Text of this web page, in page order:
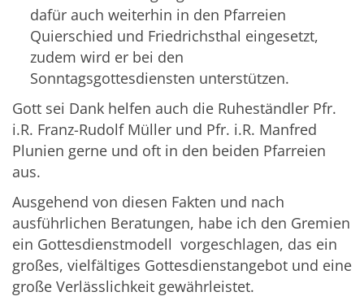
dafür auch weiterhin in den Pfarreien
Quierschied und Friedrichsthal eingesetzt,
zudem wird er bei den
Sonntagsgottesdiensten unterstützen.
Gott sei Dank helfen auch die Ruheständler Pfr.
i.R. Franz-Rudolf Müller und Pfr. i.R. Manfred
Plunien gerne und oft in den beiden Pfarreien
aus.
Ausgehend von diesen Fakten und nach
ausführlichen Beratungen, habe ich den Gremien
ein Gottesdienstmodell vorgeschlagen, das ein
großes, vielfältiges Gottesdienstangebot und eine
große Verlässlichkeit gewährleistet.